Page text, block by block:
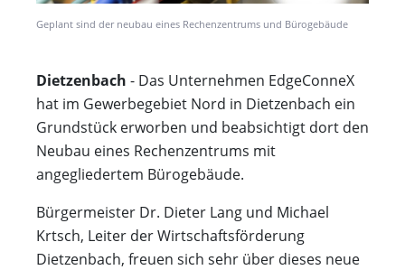
Geplant sind der neubau eines Rechenzentrums und Bürogebäude
Dietzenbach - Das Unternehmen EdgeConneX
hat im Gewerbegebiet Nord in Dietzenbach ein
Grundstück erworben und beabsichtigt dort den
Neubau eines Rechenzentrums mit
angegliedertem Bürogebäude.
Bürgermeister Dr. Dieter Lang und Michael
Krtsch, Leiter der Wirtschaftsförderung
Dietzenbach, freuen sich sehr über dieses neue